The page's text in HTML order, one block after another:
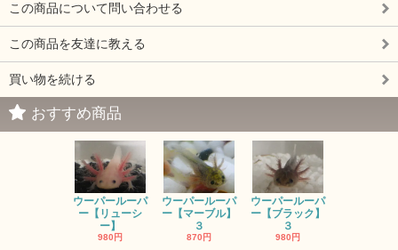
この商品について問い合わせる
この商品を友達に教える
買い物を続ける
おすすめ商品
ウーパールーパ
ー【リューシ
ー】
980円
ウーパールーパ
ー【マーブル】
３
870円
ウーパールーパ
ー【ブラック】
３
980円